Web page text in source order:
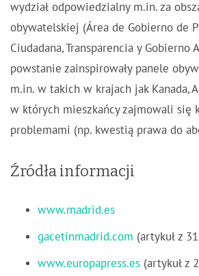
wydział odpowiedzialny m.in. za
obywatelskiej (Área de Gobierno de
Ciudadana, Transparencia y Gobierno
powstanie zainspirowały panele
m.in. w takich w krajach jak Kanada,
w których mieszkańcy zajmowali się
problemami (np. kwestią prawa do
Źródła informacji
www.madrid.es
gacetinmadrid.com (artykuł z
www.europapress.es (artykuł z